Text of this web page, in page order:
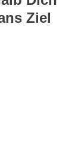
Ziel